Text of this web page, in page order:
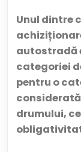
Unul dintre
autostradă
categoriei
pentru o
drumului,